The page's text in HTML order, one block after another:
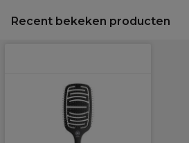
Recent bekeken producten